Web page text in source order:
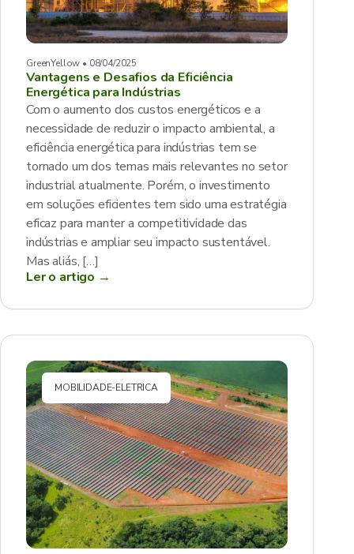
GreenYellow • 08/04/2025
Vantagens e Desafios da Eficiência
Energética para Indústrias
Com o aumento dos custos energéticos e a
necessidade de reduzir o impacto ambiental, a
eficiência energética para indústrias tem se
tornado um dos temas mais relevantes no setor
industrial atualmente. Porém, o investimento
em soluções eficientes tem sido uma estratégia
eficaz para manter a competitividade das
indústrias e ampliar seu impacto sustentável.
Mas aliás, […]
Ler o artigo →
MOBILIDADE-ELETRICA